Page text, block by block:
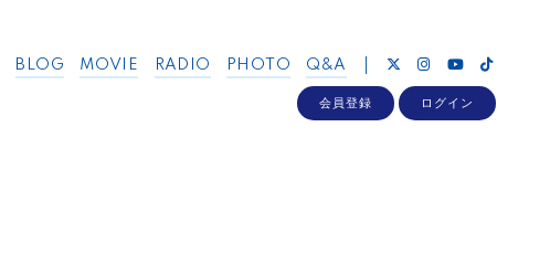
BLOG MOVIE RADIO PHOTO Q&A
会員登録 ログイン